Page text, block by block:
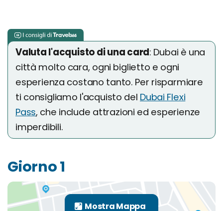
Valuta l'acquisto di una card: Dubai è una
città molto cara, ogni biglietto e ogni
esperienza costano tanto. Per risparmiare
ti consigliamo l'acquisto del Dubai Flexi
Pass, che include attrazioni ed esperienze
imperdibili.
Giorno 1